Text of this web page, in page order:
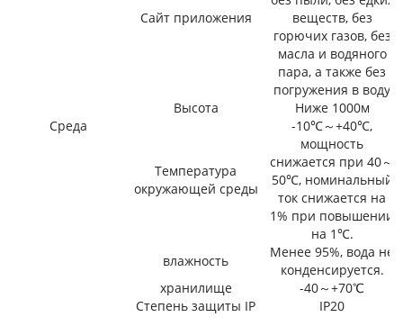
Среда
Сайт приложения
веществ, без
горючих газов, без
масла и водяного
пара, а также без
погружения в воду
Высота
Ниже 1000м
Температура
окружающей среды
-10℃～+40℃,
мощность
снижается при 40～
50℃, номинальный
ток снижается на
1% при повышении
на 1℃.
влажность
Менее 95%, вода не
конденсируется.
хранилище
-40～+70℃
Степень защиты IP
IP20